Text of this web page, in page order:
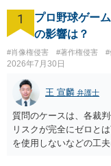
1
プロ野球ゲー
の影響は？
#肖像権侵害 #著作権侵害 #
2026年7月30日
王 宣麟 弁護士
質問のケースは、各裁
リスクが完全にゼロと
を使用しないなどの工